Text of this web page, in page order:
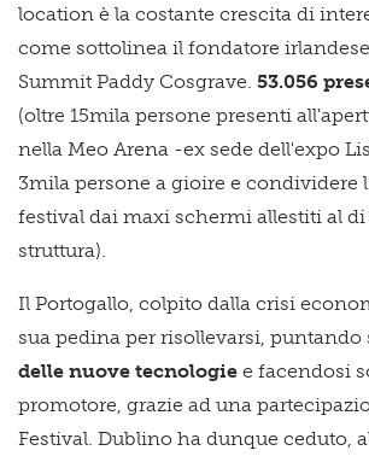
location è la costante crescita di
come sottolinea il fondatore
Summit Paddy Cosgrave. 53.056
(oltre 15mila persone presenti
nella Meo Arena -ex sede dell'expo
3mila persone a gioire e condividere
festival dai maxi schermi allestiti al
struttura).
Il Portogallo, colpito dalla crisi
sua pedina per risollevarsi, puntando
delle nuove tecnologie e facendosi
promotore, grazie ad una
Festival. Dublino ha dunque ceduto,